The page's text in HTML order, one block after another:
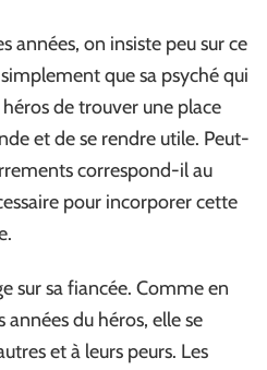
années, on insiste peu sur ce
que sa psyché qui
de trouver une place
et de se rendre utile. Peut-
correspond-il au
pour incorporer cette
sur sa fiancée. Comme en
du héros, elle se
et à leurs peurs. Les